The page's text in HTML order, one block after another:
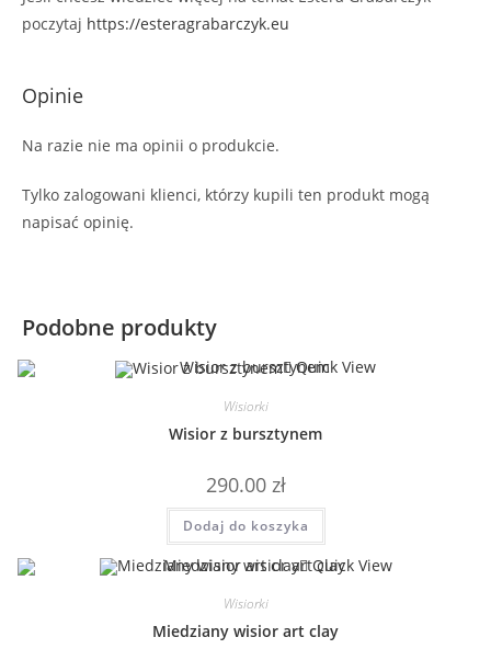
poczytaj https://esteragrabarczyk.eu
Opinie
Na razie nie ma opinii o produkcie.
Tylko zalogowani klienci, którzy kupili ten produkt mogą
napisać opinię.
Podobne produkty
Quick View
Wisiorki
Wisior z bursztynem
290.00 zł
Dodaj do koszyka
Quick View
Wisiorki
Miedziany wisior art clay